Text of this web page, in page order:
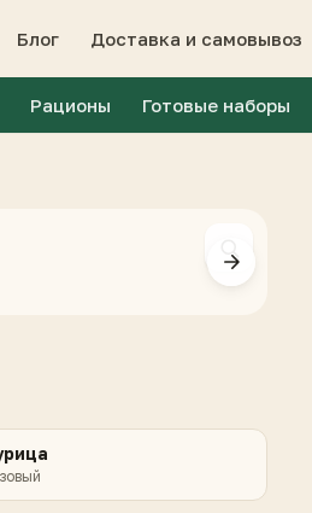
Блог Доставка и самовывоз
Рационы Готовые наборы